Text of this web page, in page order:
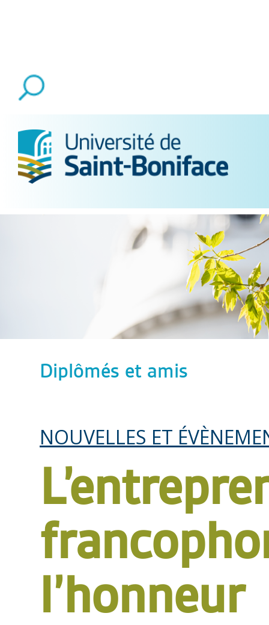
Diplômés et amis
NOUVELLES ET
l’honneur